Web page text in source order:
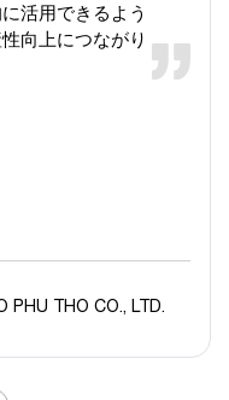
活用できるよう
向上につながり
PHU THO CO., LTD.